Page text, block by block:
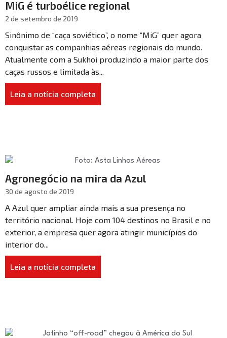
MiG é turboélice regional
2 de setembro de 2019
Sinônimo de “caça soviético”, o nome “MiG” quer agora
conquistar as companhias aéreas regionais do mundo.
Atualmente com a Sukhoi produzindo a maior parte dos
caças russos e limitada às...
Leia a notícia completa
Agronegócio na mira da Azul
30 de agosto de 2019
A Azul quer ampliar ainda mais a sua presença no
território nacional. Hoje com 104 destinos no Brasil e no
exterior, a empresa quer agora atingir municípios do
interior do...
Leia a notícia completa